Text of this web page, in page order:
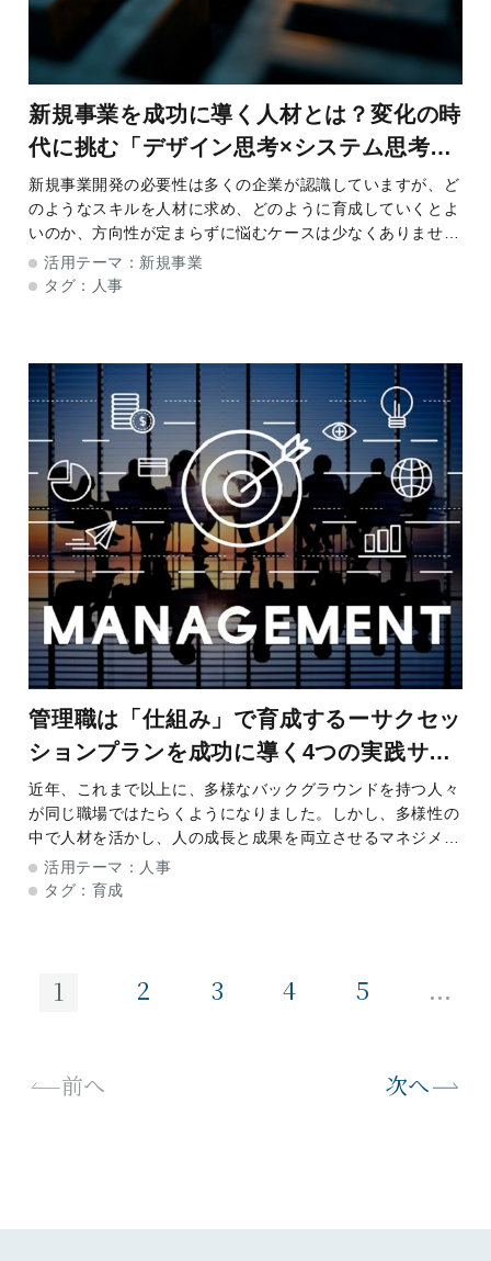
新規事業を成功に導く人材とは？変化の時
代に挑む「デザイン思考×システム思考」
のスキル開発法とは
新規事業開発の必要性は多くの企業が認識していますが、ど
のようなスキルを人材に求め、どのように育成していくとよ
いのか、方向性が定まらずに悩むケースは少なくありませ
ん。また、国際情勢や環境問題といった予測困難な変化が続
く中で、新規事業を推進することがさらに難し
活用テーマ： 新規事業
タグ：
人事
管理職は「仕組み」で育成するーサクセッ
ションプランを成功に導く4つの実践サイ
クル
近年、これまで以上に、多様なバックグラウンドを持つ人々
が同じ職場ではたらくようになりました。しかし、多様性の
中で人材を活かし、人の成長と成果を両立させるマネジメン
トを実践するのは簡単ではありません。マネジメント層（管
理職）のスキルアップに向けたカリキュラム
活用テーマ： 人事
タグ： 育成
前へ
1 2 3 4 5 ...
次へ